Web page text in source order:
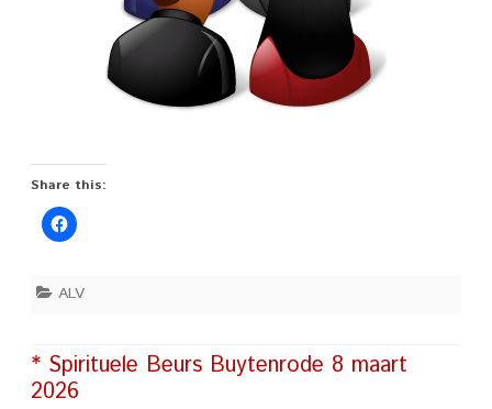
Share this:
ALV
* Spirituele Beurs Buytenrode 8 maart
2026